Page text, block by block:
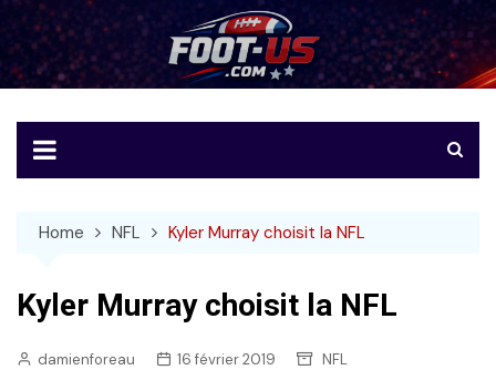
to
content
Foot-US
Le football américain en français
Home NFL Kyler Murray choisit la NFL
Kyler Murray choisit la NFL
damienforeau 16 février 2019 NFL